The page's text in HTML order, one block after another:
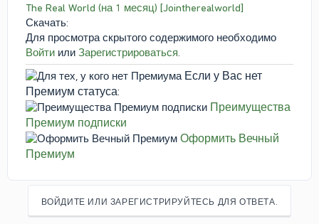
The Real World (на 1 месяц) [Jointherealworld]
Скачать:
Для просмотра скрытого содержимого необходимо
Войти или Зарегистрироваться
Если у Вас нет
Премиум статуса:
Преимущества
Премиум подписки
Оформить Вечный
Премиум
ВОЙДИТЕ ИЛИ ЗАРЕГИСТРИРУЙТЕСЬ ДЛЯ ОТВЕТА.